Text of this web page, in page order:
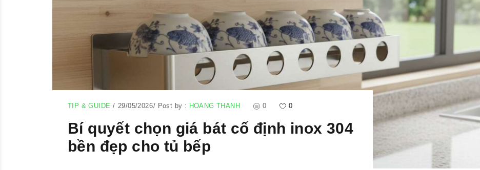
TIP & GUIDE / 29/05/2026/ Post by : HOANG THANH 0 0
Bí quyết chọn giá bát cố định inox 304
bền đẹp cho tủ bếp